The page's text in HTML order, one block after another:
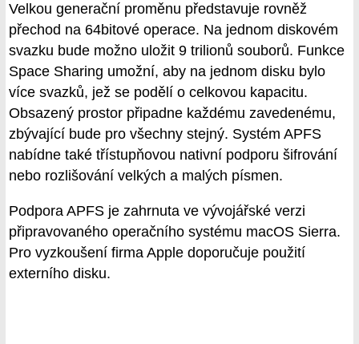
Velkou generační proměnu představuje rovněž
přechod na 64bitové operace. Na jednom diskovém
svazku bude možno uložit 9 trilionů souborů. Funkce
Space Sharing umožní, aby na jednom disku bylo
více svazků, jež se podělí o celkovou kapacitu.
Obsazený prostor připadne každému zavedenému,
zbývající bude pro všechny stejný. Systém APFS
nabídne také třístupňovou nativní podporu šifrování
nebo rozlišování velkých a malých písmen.
Podpora APFS je zahrnuta ve vývojářské verzi
připravovaného operačního systému macOS Sierra.
Pro vyzkoušení firma Apple doporučuje použití
externího disku.